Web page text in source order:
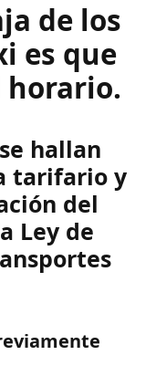
de los
es que
horario.
hallan
tarifario y
del
Ley de